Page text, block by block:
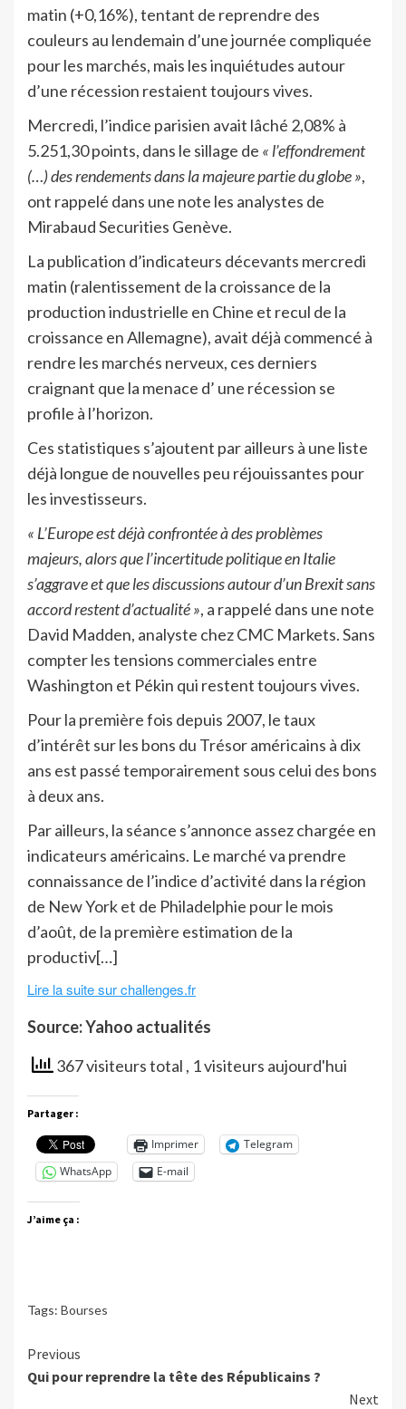
matin (+0,16%), tentant de reprendre des
couleurs au lendemain d’une journée compliquée
pour les marchés, mais les inquiétudes autour
d’une récession restaient toujours vives.
Mercredi, l’indice parisien avait lâché 2,08% à
5.251,30 points, dans le sillage de « l’effondrement
(…) des rendements dans la majeure partie du globe »,
ont rappelé dans une note les analystes de
Mirabaud Securities Genève.
La publication d’indicateurs décevants mercredi
matin (ralentissement de la croissance de la
production industrielle en Chine et recul de la
croissance en Allemagne), avait déjà commencé à
rendre les marchés nerveux, ces derniers
craignant que la menace d’ une récession se
profile à l’horizon.
Ces statistiques s’ajoutent par ailleurs à une liste
déjà longue de nouvelles peu réjouissantes pour
les investisseurs.
« L’Europe est déjà confrontée à des problèmes
majeurs, alors que l’incertitude politique en Italie
s’aggrave et que les discussions autour d’un Brexit sans
accord restent d’actualité », a rappelé dans une note
David Madden, analyste chez CMC Markets. Sans
compter les tensions commerciales entre
Washington et Pékin qui restent toujours vives.
Pour la première fois depuis 2007, le taux
d’intérêt sur les bons du Trésor américains à dix
ans est passé temporairement sous celui des bons
à deux ans.
Par ailleurs, la séance s’annonce assez chargée en
indicateurs américains. Le marché va prendre
connaissance de l’indice d’activité dans la région
de New York et de Philadelphie pour le mois
d’août, de la première estimation de la
productiv[…]
Lire la suite sur challenges.fr
Source: Yahoo actualités
367 visiteurs total , 1 visiteurs aujourd'hui
Partager :
Imprimer
Telegram
WhatsApp
E-mail
J’aime ça :
Tags: Bourses
Continue
Reading
Previous
Qui pour reprendre la tête des Républicains ?
Next